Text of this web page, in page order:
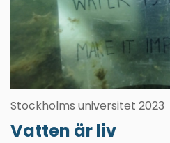
Stockholms universitet 2023
Vatten är liv